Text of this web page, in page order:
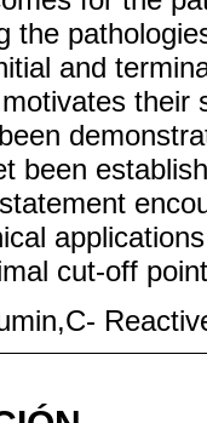
the
and
their
been
cut-off